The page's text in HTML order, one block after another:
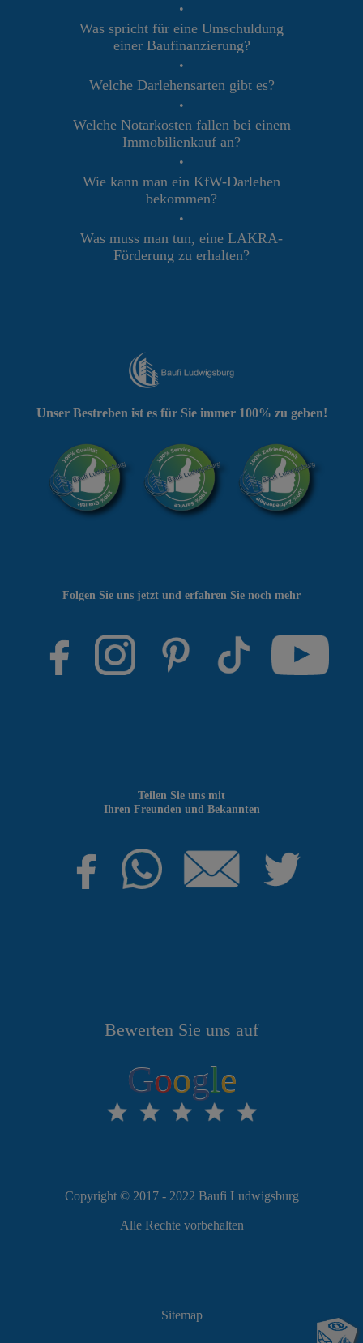
•
Was spricht für eine Umschuldung
einer Baufinanzierung?
•
Welche Darlehensarten gibt es?
•
Welche Notarkosten fallen bei einem
Immobilienkauf an?
•
Wie kann man ein KfW-Darlehen
bekommen?
•
Was muss man tun, eine LAKRA-
Förderung zu erhalten?
Bewerten Sie uns auf
Google
Teilen Sie uns mit
Ihren Freunden und Bekannten
Folgen Sie uns jetzt und erfahren Sie noch mehr
Unser Bestreben ist es für Sie immer 100% zu geben!
Copyright © 2017 - 2022 Baufi Ludwigsburg
Alle Rechte vorbehalten
Sitemap